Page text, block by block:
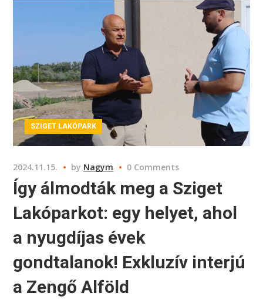
SZIGET LAKÓPARK
2024.11.15. by Nagym 0 Comments
Így álmodták meg a Sziget
Lakóparkot: egy helyet, ahol
a nyugdíjas évek
gondtalanok! Exkluzív interjú
a Zengő Alföld